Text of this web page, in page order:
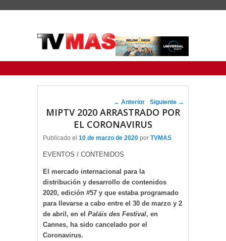
Navegador de artículos
← Anterior Siguiente →
MIPTV 2020 ARRASTRADO POR
EL CORONAVIRUS
Publicado el 10 de marzo de 2020 por TVMAS
EVENTOS / CONTENIDOS
El mercado internacional para la
distribución y desarrollo de contenidos
2020, edición #57 y que estaba programado
para llevarse a cabo entre el 30 de marzo y 2
de abril, en el Paláis des Festival, en
Cannes, ha sido cancelado por el
Coronavirus.